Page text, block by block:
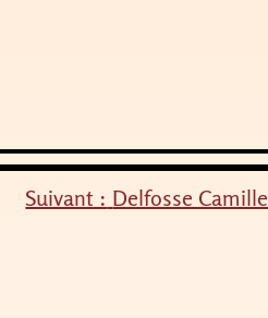
Suivant : Delfosse Camille